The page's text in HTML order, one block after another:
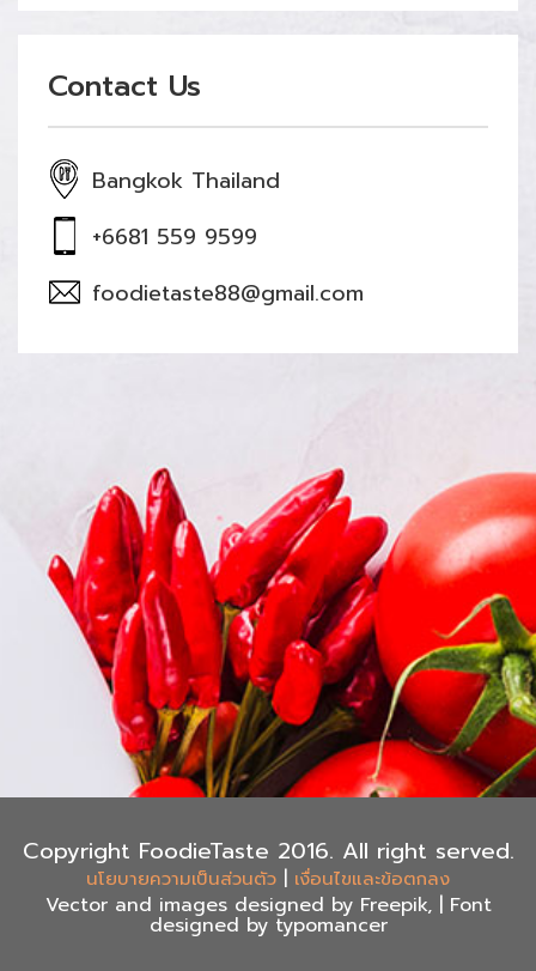
Contact Us
Bangkok Thailand
+6681 559 9599
foodietaste88@gmail.com
Copyright FoodieTaste 2016. All right served.
นโยบายความเป็นส่วนตัว | เงื่อนไขและข้อตกลง
Vector and images designed by Freepik, | Font
designed by typomancer